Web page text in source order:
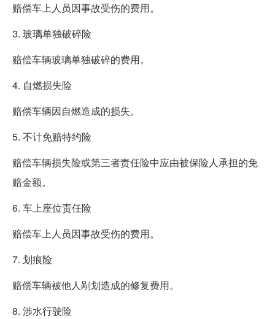
赔偿车上人员因事故受伤的费用。
3. 玻璃单独破碎险
赔偿车辆玻璃单独破碎的费用。
4. 自燃损失险
赔偿车辆因自燃造成的损失。
5. 不计免赔特约险
赔偿车辆损失险或第三者责任险中应由被保险人承担的免
赔金额。
6. 车上座位责任险
赔偿车上人员因事故受伤的费用。
7. 划痕险
赔偿车辆被他人剐划造成的修复费用。
8. 涉水行驶险